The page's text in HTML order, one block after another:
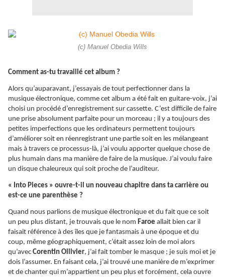
(c) Manuel Obedia Wills
Comment as-tu travaillé cet album ?
Alors qu’auparavant, j’essayais de tout perfectionner dans la
musique électronique, comme cet album a été fait en guitare-voix, j’ai
choisi un procédé d’enregistrement sur cassette. C’est difficile de faire
une prise absolument parfaite pour un morceau ; il y a toujours des
petites imperfections que les ordinateurs permettent toujours
d’améliorer soit en réenregistrant une partie soit en les mélangeant
mais à travers ce processus-là, j’ai voulu apporter quelque chose de
plus humain dans ma manière de faire de la musique. J’ai voulu faire
un disque chaleureux qui soit proche de l’auditeur.
« Into Pieces » ouvre-t-il un nouveau chapitre dans ta carrière ou
est-ce une parenthèse ?
Quand nous parlions de musique électronique et du fait que ce soit
un peu plus distant, je trouvais que le nom Faroe allait bien car il
faisait référence à des îles que je fantasmais à une époque et du
coup, même géographiquement, c’était assez loin de moi alors
qu’avec Corentin Ollivier, j’ai fait tomber le masque ; je suis moi et je
dois l’assumer. En faisant cela, j’ai trouvé une manière de m’exprimer
et de chanter qui m’appartient un peu plus et forcément, cela ouvre